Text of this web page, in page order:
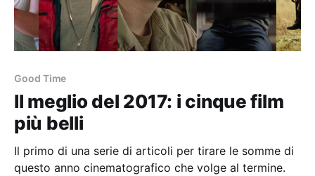
Good Time
Il meglio del 2017: i cinque film
più belli
Il primo di una serie di articoli per tirare le somme di
questo anno cinematografico che volge al termine.